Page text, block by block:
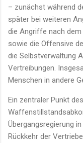
– zunächst während
später bei weiteren
die Angriffe nach
sowie die Offensive
die Selbstverwaltung
Vertreibungen.
Menschen in andere
Ein zentraler Punkt
Übergangsregierung
Rückkehr der